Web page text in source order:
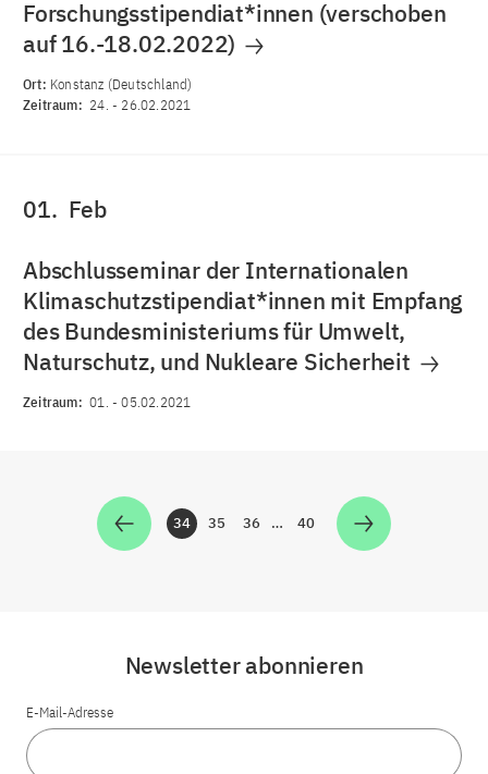
Forschungsstipendiat*innen (verschoben
auf 16.-18.02.2022)
Ort: Konstanz (Deutschland)
Zeitraum: 24. - 26.02.2021
01. Feb
Abschlusseminar der Internationalen
Klimaschutzstipendiat*innen mit Empfang
des Bundesministeriums für Umwelt,
Naturschutz, und Nukleare Sicherheit
Zeitraum: 01. -05.02.2021
Zur Seite
34 Zur Seite
35 Zur Seite
36 … Zur Seite
40
Newsletter abonnieren
E-Mail-Adresse